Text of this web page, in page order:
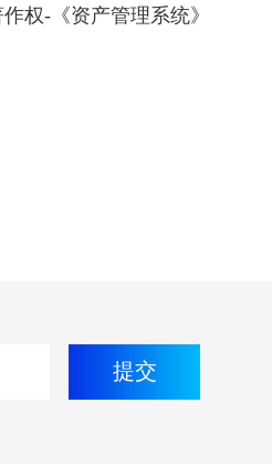
权-《资产管理系统》